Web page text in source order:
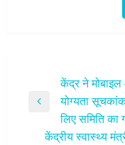
नेविगेशन
केंद्र ने मोबाइल
योग्यता
लिए समिति का
केंद्रीय स्वास्थ्य